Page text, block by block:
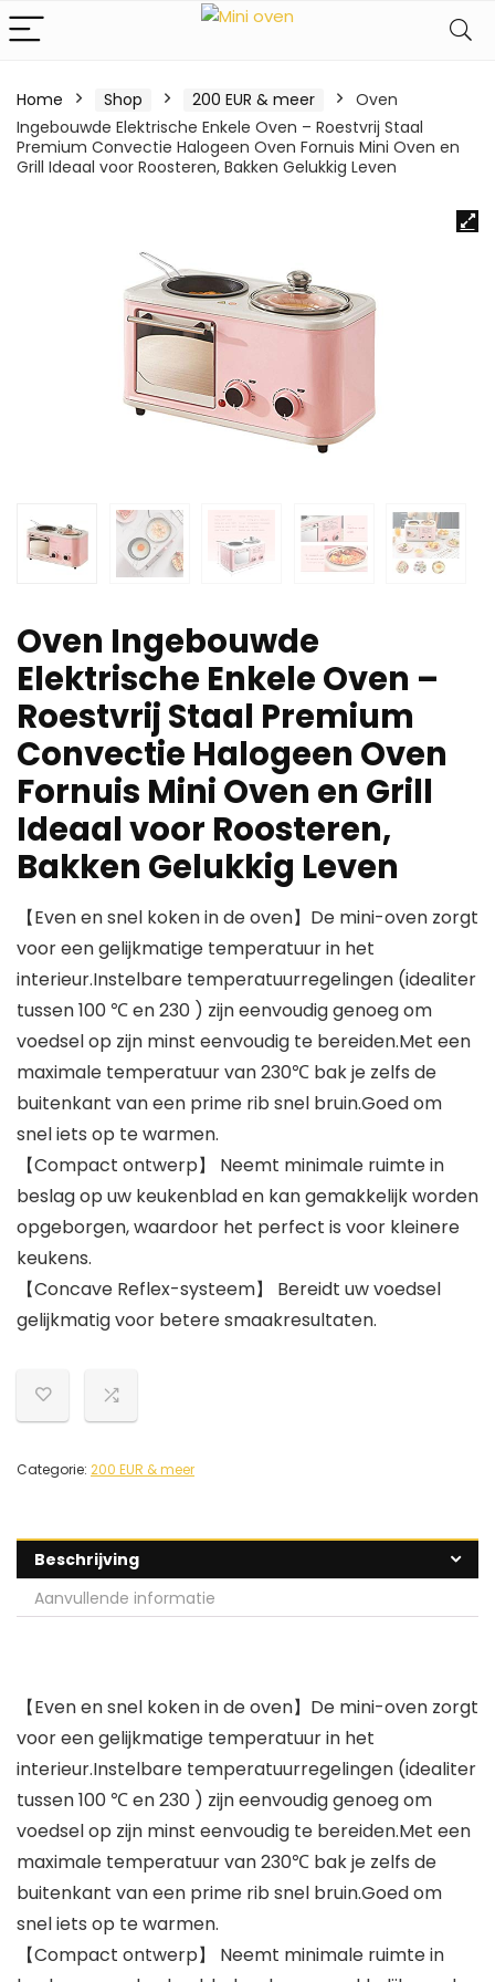
Home Shop 200 EUR & meer
Oven
Ingebouwde Elektrische Enkele Oven – Roestvrij Staal
Premium Convectie Halogeen Oven Fornuis Mini Oven en
Grill Ideaal voor Roosteren, Bakken Gelukkig Leven
Oven Ingebouwde
Elektrische Enkele Oven –
Roestvrij Staal Premium
Convectie Halogeen Oven
Fornuis Mini Oven en Grill
Ideaal voor Roosteren,
Bakken Gelukkig Leven
【Even en snel koken in de oven】De mini-oven zorgt
voor een gelijkmatige temperatuur in het
interieur.Instelbare temperatuurregelingen (idealiter
tussen 100 ℃ en 230 ) zijn eenvoudig genoeg om
voedsel op zijn minst eenvoudig te bereiden.Met een
maximale temperatuur van 230℃ bak je zelfs de
buitenkant van een prime rib snel bruin.Goed om
snel iets op te warmen.
【Compact ontwerp】 Neemt minimale ruimte in
beslag op uw keukenblad en kan gemakkelijk worden
opgeborgen, waardoor het perfect is voor kleinere
keukens.
【Concave Reflex-systeem】 Bereidt uw voedsel
gelijkmatig voor betere smaakresultaten.
Categorie: 200 EUR & meer
Beschrijving
Aanvullende informatie
【Even en snel koken in de oven】De mini-oven zorgt
voor een gelijkmatige temperatuur in het
interieur.Instelbare temperatuurregelingen (idealiter
tussen 100 ℃ en 230 ) zijn eenvoudig genoeg om
voedsel op zijn minst eenvoudig te bereiden.Met een
maximale temperatuur van 230℃ bak je zelfs de
buitenkant van een prime rib snel bruin.Goed om
snel iets op te warmen.
【Compact ontwerp】 Neemt minimale ruimte in